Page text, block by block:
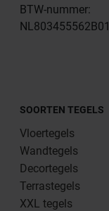
BTW-nummer:
NL803455562B01
SOORTEN TEGELS
Vloertegels
Wandtegels
Decortegels
Terrastegels
XXL tegels